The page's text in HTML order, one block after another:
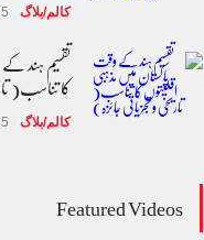
کالم/بلاگ
تقسیم ہند
کا تناسب(
کالم/بلاگ
بیٹیاں
Featured Videos